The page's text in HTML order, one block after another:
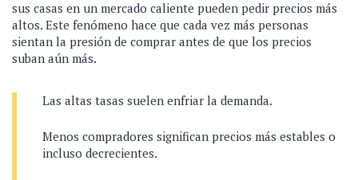
sus casas en un mercado caliente pueden pedir precios más
altos. Este fenómeno hace que cada vez más personas
sientan la presión de comprar antes de que los precios
suban aún más.
Las altas tasas suelen enfriar la demanda.
Menos compradores significan precios más estables o
incluso decrecientes.